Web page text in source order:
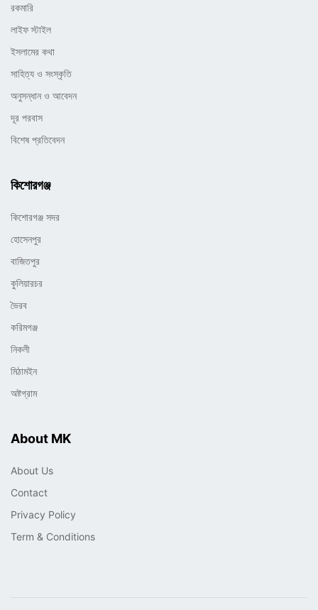
রকমারি
লাইফ স্টাইল
ইসলামের কথা
সাহিত্য ও সংস্কৃতি
অনুসন্ধান ও আবেদন
দূর পরবাস
বিশেষ প্রতিবেদন
কিশোরগঞ্জ
কিশোরগঞ্জ সদর
হোসেনপুর
বাজিতপুর
কুলিয়ারচর
ভৈরব
করিমগঞ্জ
নিকলী
মিঠামইন
অষ্টগ্রাম
About MK
About Us
Contact
Privacy Policy
Term & Conditions